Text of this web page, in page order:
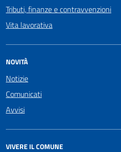
Tributi, finanze e contravvenzioni
Vita lavorativa
NOVITÀ
Notizie
Comunicati
Avvisi
VIVERE IL COMUNE